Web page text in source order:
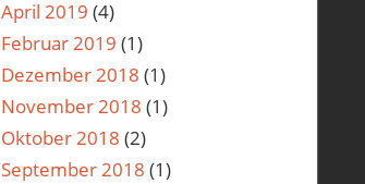
April 2019 (4)
Februar 2019 (1)
Dezember 2018 (1)
November 2018 (1)
Oktober 2018 (2)
September 2018 (1)